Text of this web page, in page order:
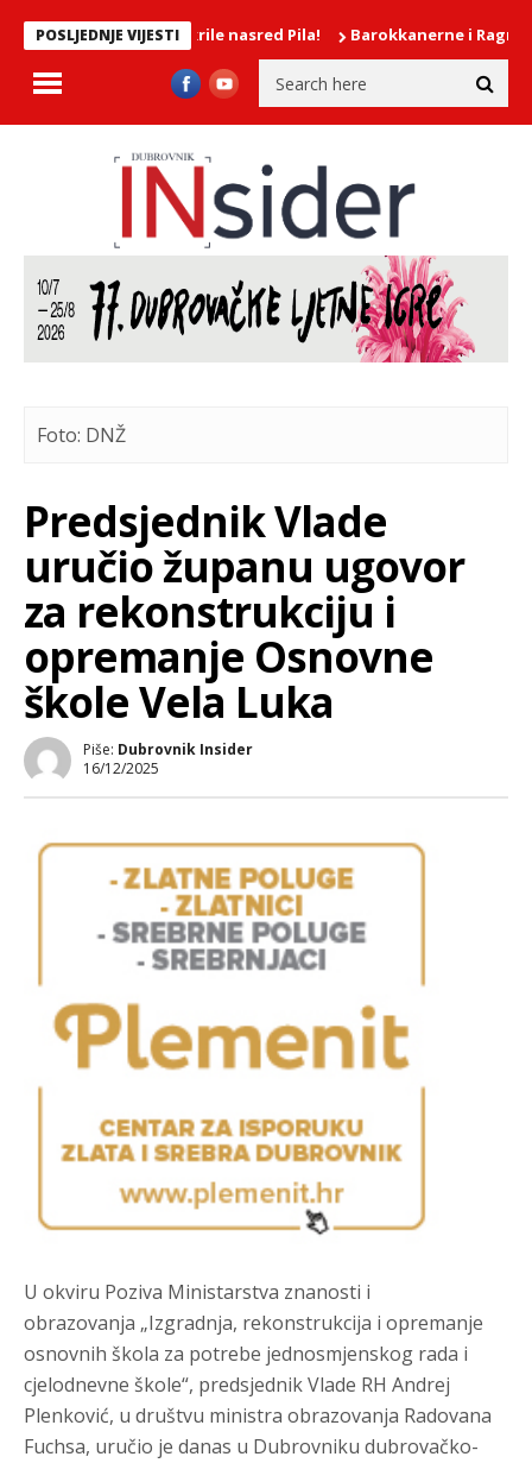
POSLJEDNJE VIJESTI
Dvije djevojke mokrile nasred Pila! Barokkanerne i Ragnhild
Foto: DNŽ
Predsjednik Vlade
uručio županu ugovor
za rekonstrukciju i
opremanje Osnovne
škole Vela Luka
Piše: Dubrovnik Insider
16/12/2025
U okviru Poziva Ministarstva znanosti i
obrazovanja „Izgradnja, rekonstrukcija i opremanje
osnovnih škola za potrebe jednosmjenskog rada i
cjelodnevne škole“, predsjednik Vlade RH Andrej
Plenković, u društvu ministra obrazovanja Radovana
Fuchsa, uručio je danas u Dubrovniku dubrovačko-